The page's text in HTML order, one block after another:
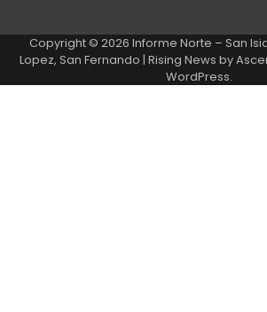
Copyright © 2026 Informe Norte – San
Lopez, San Fernando | Rising News by
WordPress.